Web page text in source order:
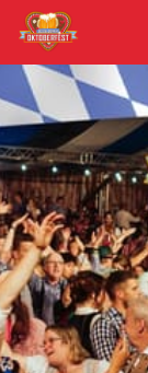
Skip header